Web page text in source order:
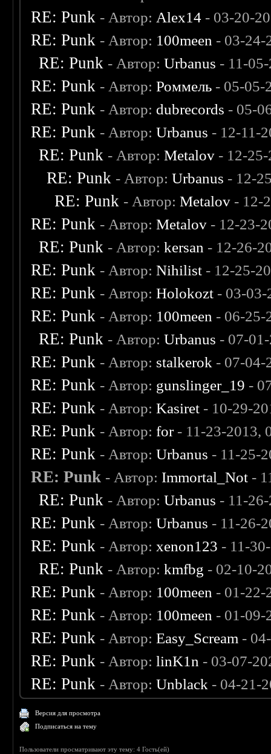
RE: Punk - Автор: Alex14 - 03-20-
RE: Punk - Автор: 100meen - 03-24-
RE: Punk - Автор:Urbanus - 11-
RE: Punk - Автор:Роммель - 05-05-
RE: Punk - Автор: dubrecords - 05-
RE: Punk - Автор:Urbanus - 12-11-
RE: Punk - Автор:Metalov - 12-
RE: Punk - Автор:Urbanus - 12-
RE: Punk - Автор:Metalov - 12-
RE: Punk - Автор:Metalov - 12-23-
RE: Punk - Автор:kersan - 12-26-
RE: Punk - Автор:Nihilist - 12-25-
RE: Punk - Автор:Holokozt - 03-
RE: Punk - Автор: 100meen - 06-25-
RE: Punk - Автор:Urbanus - 07-
RE: Punk - Автор: stalkerok - 07-04-
RE: Punk - Автор: gunslinger_19 -
RE: Punk - Автор:Kasiret - 10-29-
RE: Punk - Автор:for- 11-23-2013,
RE: Punk - Автор:Urbanus - 11-25-
RE: Punk - Автор: Immortal_Not -
RE: Punk - Автор:Urbanus - 11-
RE: Punk - Автор:Urbanus - 11-26-
RE: Punk - Автор:xenon123 - 11-
RE: Punk - Автор:kmfbg - 02-10-
RE: Punk - Автор: 100meen - 01-22-
RE: Punk - Автор: 100meen - 01-09-
RE: Punk - Автор:Easy_Scream -
RE: Punk - Автор:linK1n - 03-07-
RE: Punk - Автор:Unblack - 04-21-
Версия для просмотра
Подписаться на тему
Пользователи просматривают эту тему: 4 Гость(ей)